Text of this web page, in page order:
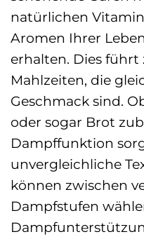
natürlichen
Aromen Ihrer
erhalten. Dies führt
Mahlzeiten, die
Geschmack sind.
oder sogar Brot
Dampffunktion
unvergleichliche
können zwischen
Dampfstufen